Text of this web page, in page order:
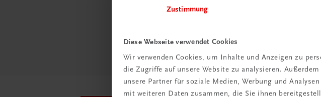
Zustimmung
Diese Webseite verwendet Cookies
Wir verwenden Cookies, um Inhalte und Anzeigen zu
die Zugriffe auf unsere Website zu analysieren.
unsere Partner für soziale Medien, Werbung und
mit weiteren Daten zusammen, die Sie ihnen